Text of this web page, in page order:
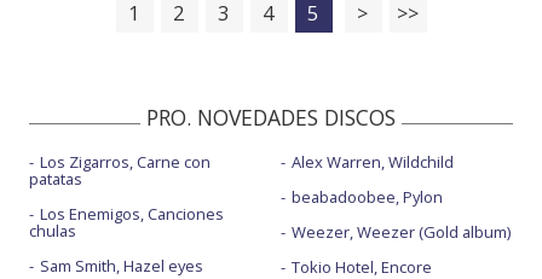
1 2 3 4 5 > >>
PRO. NOVEDADES DISCOS
Los Zigarros, Carne con
patatas
Los Enemigos, Canciones
chulas
Sam Smith, Hazel eyes
Alex Warren, Wildchild
beabadoobee, Pylon
Weezer, Weezer (Gold album)
Tokio Hotel, Encore